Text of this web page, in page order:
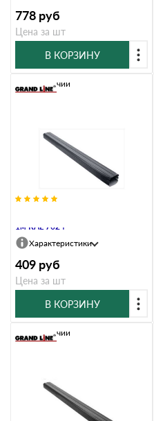
778 руб
Цена за шт
В КОРЗИНУ
1м RAL 7024
В наличии
Характеристики
409 руб
Цена за шт
В КОРЗИНУ
В наличии